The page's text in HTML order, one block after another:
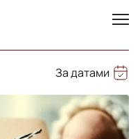
За датами